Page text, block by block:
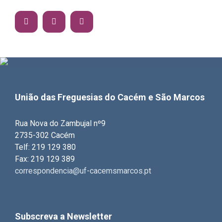
União das Freguesias do Cacém e São Marcos
Rua Nova do Zambujal nº9
2735-302 Cacém
Telf: 219 129 380
Fax: 219 129 389
correspondencia@uf-cacemsmarcos.pt
Subscreva a Newsletter